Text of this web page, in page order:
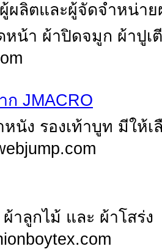
ผลิตและผู้จัดจำหน่า
หน้า ผ้าปิดจมูก ผ้าปู
ก JMACRO
หนัง รองเท้าบูท มีให้
าลูกไม้ และ ผ้าโสร่ง